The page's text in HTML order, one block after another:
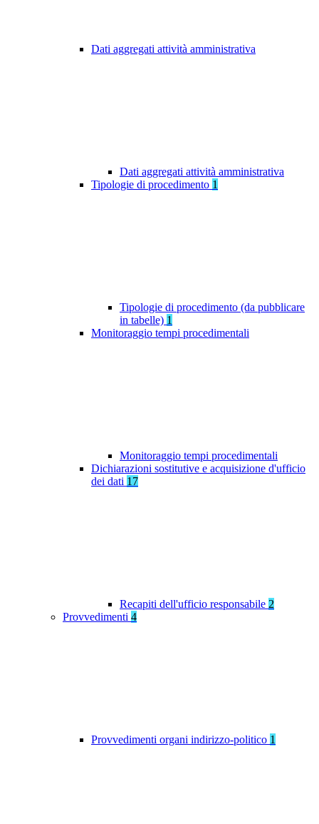
Dati aggregati attività amministrativa
Dati aggregati attività amministrativa
Tipologie di procedimento 1
Tipologie di procedimento (da pubblicare
in tabelle) 1
Monitoraggio tempi procedimentali
Monitoraggio tempi procedimentali
Dichiarazioni sostitutive e acquisizione d'ufficio
dei dati 17
Recapiti dell'ufficio responsabile 2
Provvedimenti 4
Provvedimenti organi indirizzo-politico 1